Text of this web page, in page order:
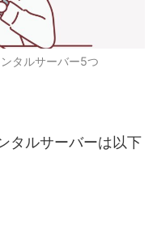
タルサーバー5つ
タルサーバーは以下